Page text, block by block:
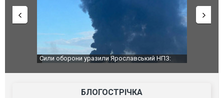
Сили оборони уразили Ярославський НПЗ:
атаку. ВІДЕО
Неймар
БЛОГОСТРІЧКА